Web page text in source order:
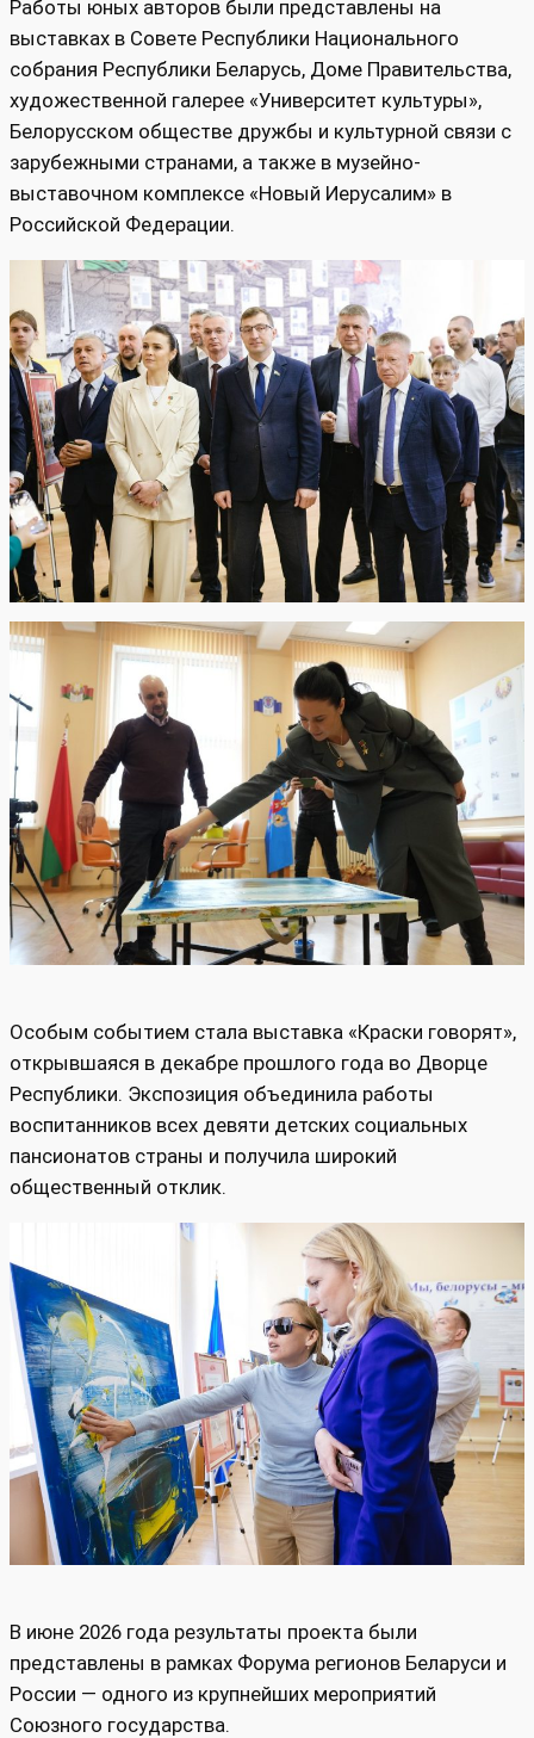
Работы юных авторов были представлены на
выставках в Совете Республики Национального
собрания Республики Беларусь, Доме Правительства,
художественной галерее «Университет культуры»,
Белорусском обществе дружбы и культурной связи с
зарубежными странами, а также в музейно-
выставочном комплексе «Новый Иерусалим» в
Российской Федерации.
Особым событием стала выставка «Краски говорят»,
открывшаяся в декабре прошлого года во Дворце
Республики. Экспозиция объединила работы
воспитанников всех девяти детских социальных
пансионатов страны и получила широкий
общественный отклик.
В июне 2026 года результаты проекта были
представлены в рамках Форума регионов Беларуси и
России — одного из крупнейших мероприятий
Союзного государства.